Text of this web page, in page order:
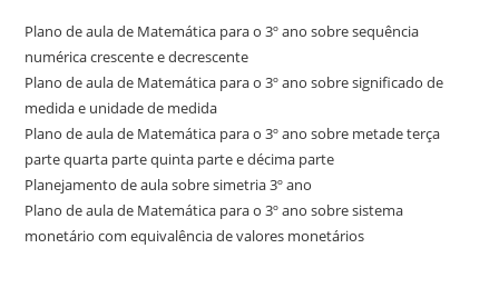
Plano de aula de Matemática para o 3º ano sobre sequência
numérica crescente e decrescente
Plano de aula de Matemática para o 3º ano sobre significado de
medida e unidade de medida
Plano de aula de Matemática para o 3º ano sobre metade terça
parte quarta parte quinta parte e décima parte
Planejamento de aula sobre simetria 3º ano
Plano de aula de Matemática para o 3º ano sobre sistema
monetário com equivalência de valores monetários